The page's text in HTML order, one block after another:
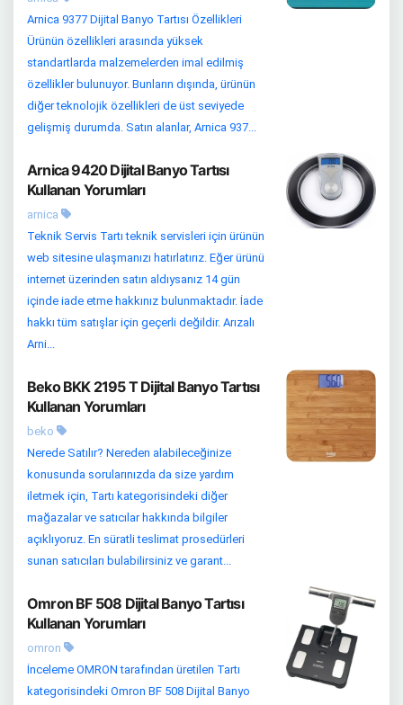
Arnica 9377 Dijital Banyo Tartısı Özellikleri
Ürünün özellikleri arasında yüksek
standartlarda malzemelerden imal edilmiş
özellikler bulunuyor. Bunların dışında, ürünün
diğer teknolojik özellikleri de üst seviyede
gelişmiş durumda. Satın alanlar, Arnica 937...
Arnica 9420 Dijital Banyo Tartısı
Kullanan Yorumları
arnica
Teknik Servis Tartı teknik servisleri için ürünün
web sitesine ulaşmanızı hatırlatırız. Eğer ürünü
internet üzerinden satın aldıysanız 14 gün
içinde iade etme hakkınız bulunmaktadır. İade
hakkı tüm satışlar için geçerli değildir. Arızalı
Arni...
Beko BKK 2195 T Dijital Banyo Tartısı
Kullanan Yorumları
beko
Nerede Satılır? Nereden alabileceğinize
konusunda sorularınızda da size yardım
iletmek için, Tartı kategorisindeki diğer
mağazalar ve satıcılar hakkında bilgiler
açıklıyoruz. En süratli teslimat prosedürleri
sunan satıcıları bulabilirsiniz ve garant...
Omron BF 508 Dijital Banyo Tartısı
Kullanan Yorumları
omron
İnceleme OMRON tarafından üretilen Tartı
kategorisindeki Omron BF 508 Dijital Banyo